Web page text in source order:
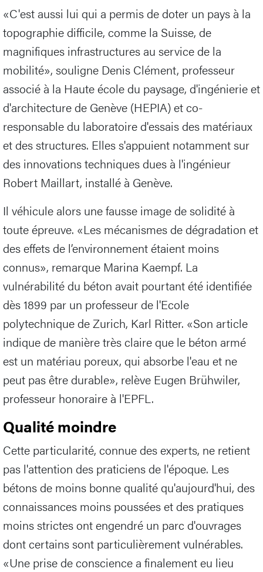
«C'est aussi lui qui a permis de doter un pays à la
topographie difficile, comme la Suisse, de
magnifiques infrastructures au service de la
mobilité», souligne Denis Clément, professeur
associé à la Haute école du paysage, d'ingénierie et
d'architecture de Genève (HEPIA) et co-
responsable du laboratoire d'essais des matériaux
et des structures. Elles s'appuient notamment sur
des innovations techniques dues à l'ingénieur
Robert Maillart, installé à Genève.
Il véhicule alors une fausse image de solidité à
toute épreuve. «Les mécanismes de dégradation et
des effets de l’environnement étaient moins
connus», remarque Marina Kaempf. La
vulnérabilité du béton avait pourtant été identifiée
dès 1899 par un professeur de l'Ecole
polytechnique de Zurich, Karl Ritter. «Son article
indique de manière très claire que le béton armé
est un matériau poreux, qui absorbe l'eau et ne
peut pas être durable», relève Eugen Brühwiler,
professeur honoraire à l'EPFL.
Qualité moindre
Cette particularité, connue des experts, ne retient
pas l'attention des praticiens de l'époque. Les
bétons de moins bonne qualité qu'aujourd'hui, des
connaissances moins poussées et des pratiques
moins strictes ont engendré un parc d'ouvrages
dont certains sont particulièrement vulnérables.
«Une prise de conscience a finalement eu lieu